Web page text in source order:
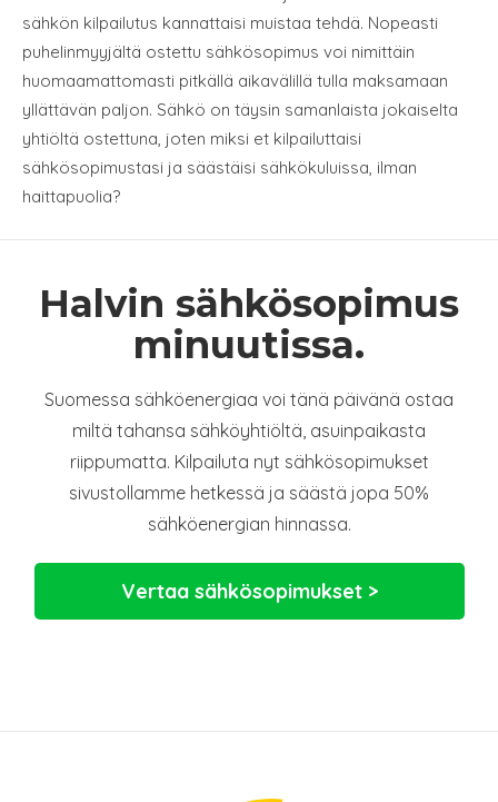
sähkön kilpailutus kannattaisi muistaa tehdä. Nopeasti
puhelinmyyjältä ostettu sähkösopimus voi nimittäin
huomaamattomasti pitkällä aikavälillä tulla maksamaan
yllättävän paljon. Sähkö on täysin samanlaista jokaiselta
yhtiöltä ostettuna, joten miksi et kilpailuttaisi
sähkösopimustasi ja säästäisi sähkökuluissa, ilman
haittapuolia?
Halvin sähkösopimus
minuutissa.
Suomessa sähköenergiaa voi tänä päivänä ostaa
miltä tahansa sähköyhtiöltä, asuinpaikasta
riippumatta. Kilpailuta nyt sähkösopimukset
sivustollamme hetkessä ja säästä jopa 50%
sähköenergian hinnassa.
Vertaa sähkösopimukset >